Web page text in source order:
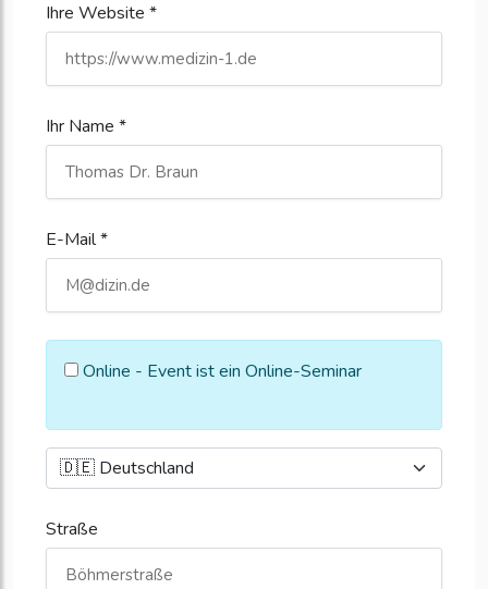
Ihre Website *
Ihr Name *
E-Mail *
Online - Event ist ein Online-Seminar
Straße